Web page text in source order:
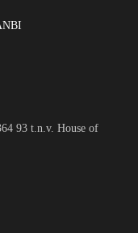
93 t.n.v. House of